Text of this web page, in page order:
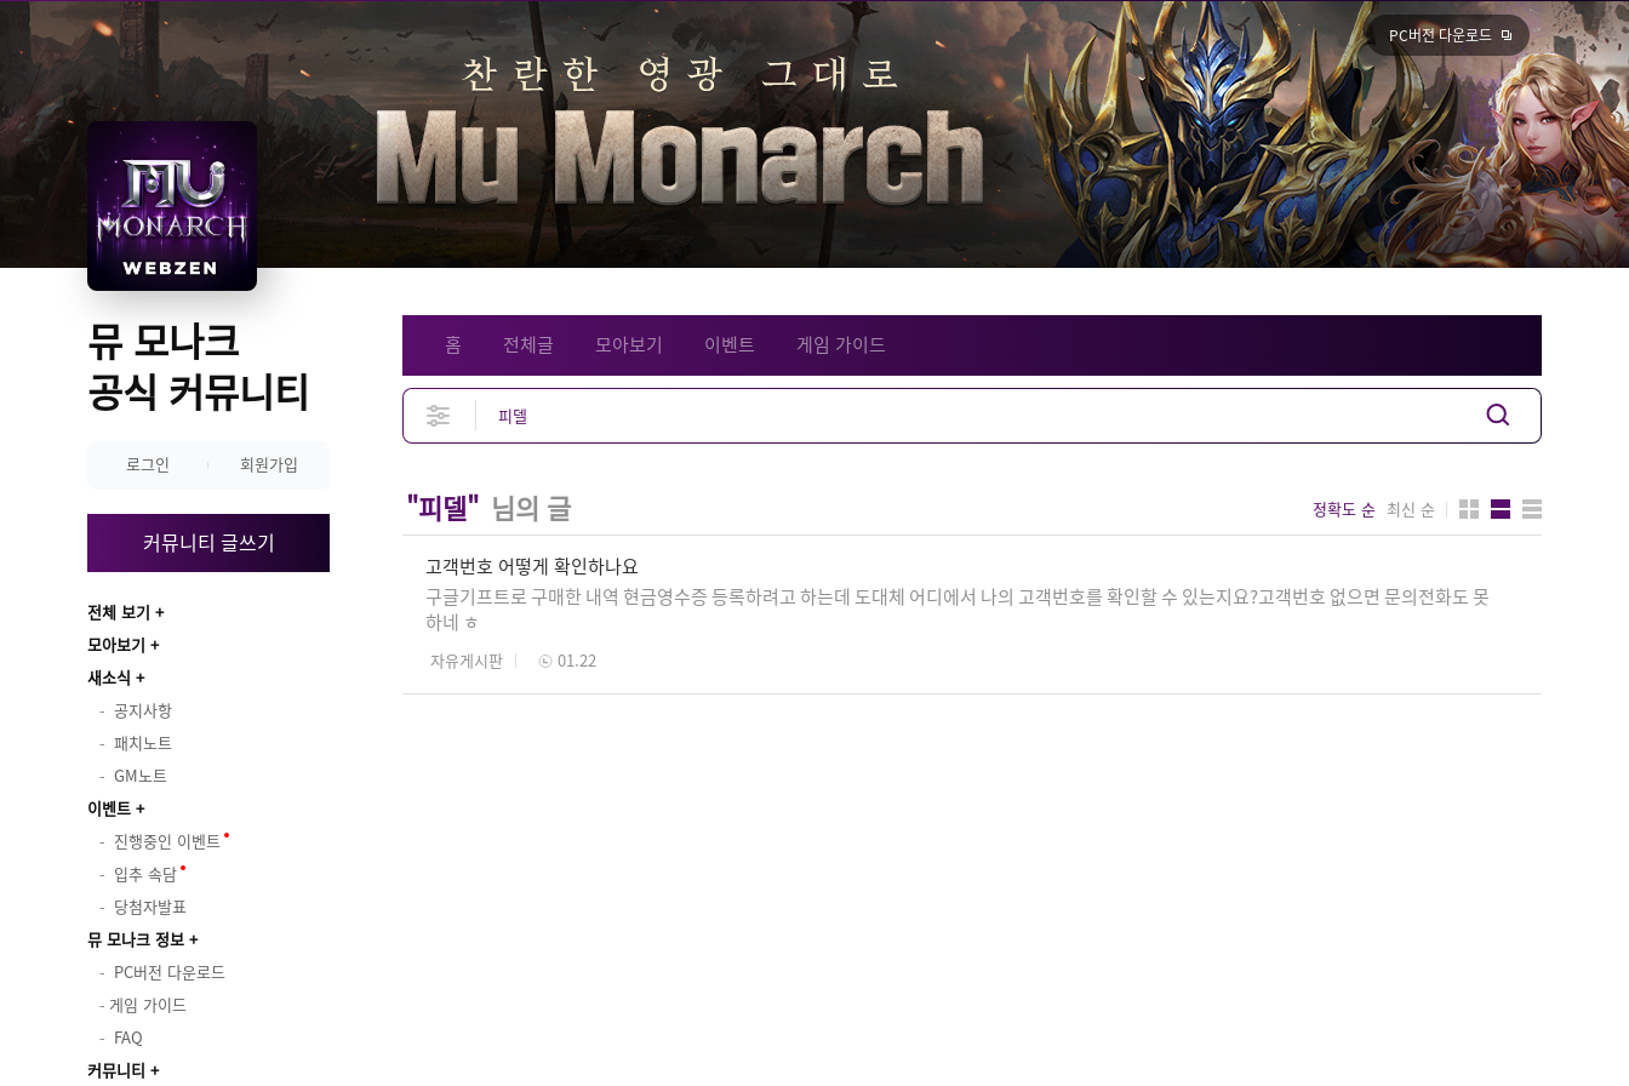
PC버전 다운로드
뮤 모나크
공식 커뮤니티
로그인 회원가입
커뮤니티 글쓰기
전체 보기
모아보기
새소식
공지사항
패치노트
GM노트
이벤트
진행중인 이벤트
입추 속담
당첨자발표
뮤 모나크 정보
PC버전 다운로드
게임 가이드
FAQ
커뮤니티
홈 전체글 모아보기 이벤트 게임 가이드
"피델" 님의 글 정확도 순 최신 순
고객번호 어떻게 확인하나요
구글기프트로 구매한 내역 현금영수증 등록하려고 하는데 도대체 어디에서 나의 고객번호를 확인할 수 있는지요?고객번호 없으면 문의전화도 못
하네 ㅎ
자유게시판 01.22